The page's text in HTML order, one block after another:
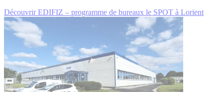
Découvrir EDIFIZ – programme de bureaux le SPOT à Lorient